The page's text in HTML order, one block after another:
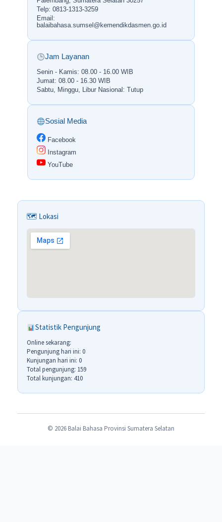
Telp: 0813-1313-3259
Email:
balaibahasa.sumsel@kemendikdasmen.go.id
Jam Layanan
Senin - Kamis: 08.00 - 16.00 WIB
Jumat: 08.00 - 16.30 WIB
Sabtu, Minggu, Libur Nasional: Tutup
Sosial Media
Facebook
Instagram
YouTube
🗺 Lokasi
Statistik Pengunjung
Online sekarang:
Pengunjung hari ini: 0
Kunjungan hari ini: 0
Total pengunjung: 159
Total kunjungan: 410
© 2026 Balai Bahasa Provinsi Sumatera Selatan